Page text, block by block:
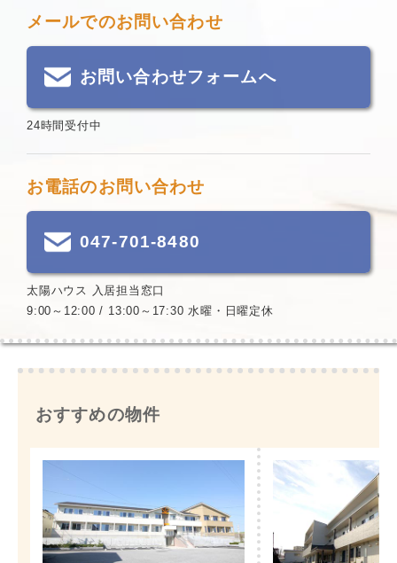
メールでのお問い合わせ
お問い合わせフォームへ
24時間受付中
お電話のお問い合わせ
047-701-8480
太陽ハウス 入居担当窓口
9:00～12:00 / 13:00～17:30 水曜・日曜定休
おすすめの物件